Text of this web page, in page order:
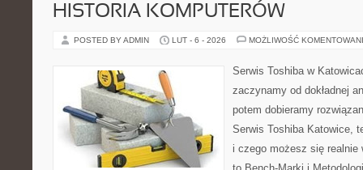
HISTORIA KOMPUTERÓW
POSTED BY ADMIN LUT - 6 - 2026 MOŻLIWOŚĆ
Serwis Toshiba w
zaczynamy od dokładnej
potem dobieramy
Serwis Toshiba Katowice,
i czego możesz się realnie